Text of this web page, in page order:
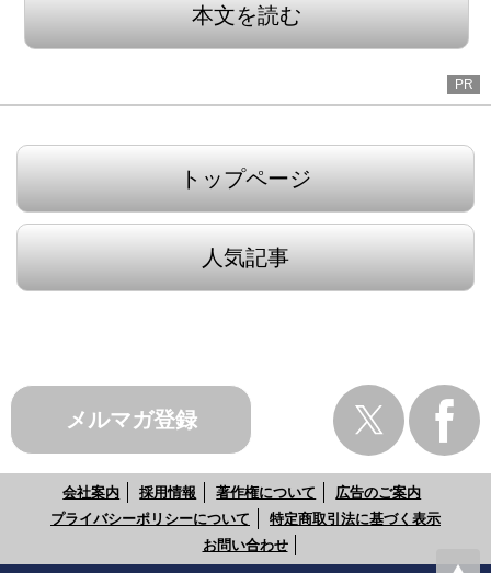
本文を読む
PR
トップページ
人気記事
メルマガ登録
会社案内 採用情報 著作権について
広告のご案内
プライバシーポリシーについて
特定商取引法に基づく表示
お問い合わせ